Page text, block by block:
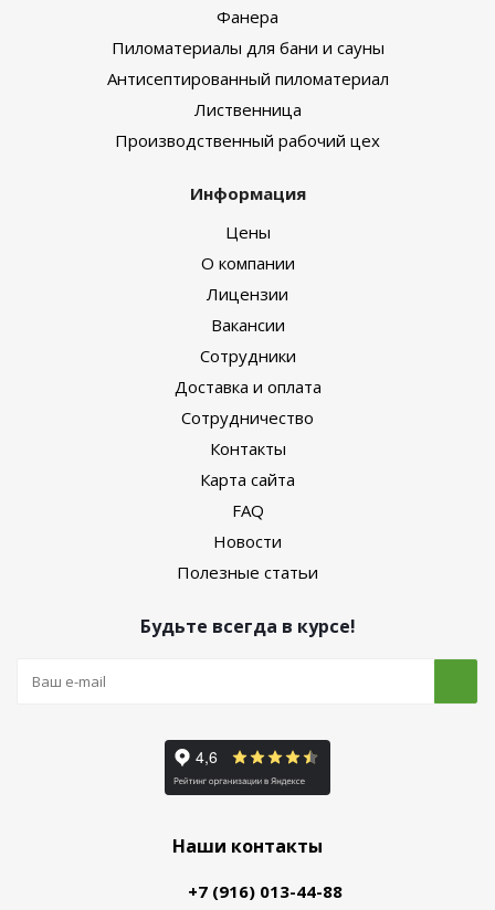
Фанера
Пиломатериалы для бани и сауны
Антисептированный пиломатериал
Лиственница
Производственный рабочий цех
Информация
Цены
О компании
Лицензии
Вакансии
Сотрудники
Доставка и оплата
Сотрудничество
Контакты
Карта сайта
FAQ
Новости
Полезные статьи
Будьте всегда в курсе!
Наши контакты
+7 (916) 013-44-88